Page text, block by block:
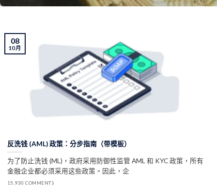
反洗钱 (AML) 政策：分步指南（带模板）
为了防止洗钱 (ML)，政府采用防御性监管 AML 和 KYC 政策，所有
金融企业都必须采用这些政策。因此，企
15,930 COMMENTS
08
10 月